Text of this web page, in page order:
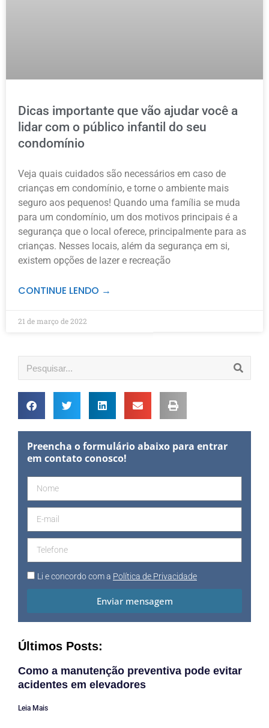
Dicas importante que vão ajudar você a
lidar com o público infantil do seu
condomínio
Veja quais cuidados são necessários em caso de
crianças em condomínio, e torne o ambiente mais
seguro aos pequenos! Quando uma família se muda
para um condomínio, um dos motivos principais é a
segurança que o local oferece, principalmente para as
crianças. Nesses locais, além da segurança em si,
existem opções de lazer e recreação
CONTINUE LENDO →
21 de março de 2022
Preencha o formulário abaixo para entrar
em contato conosco!
Li e concordo com a Política de Privacidade
Enviar mensagem
Últimos Posts:
Como a manutenção preventiva pode evitar
acidentes em elevadores
Leia Mais